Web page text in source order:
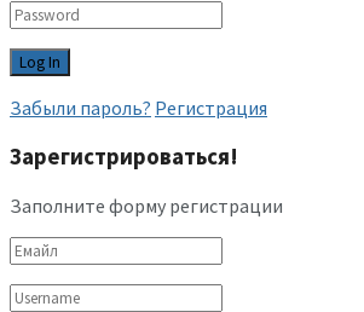
Забыли пароль? Регистрация
Зарегистрироваться!
Заполните форму регистрации